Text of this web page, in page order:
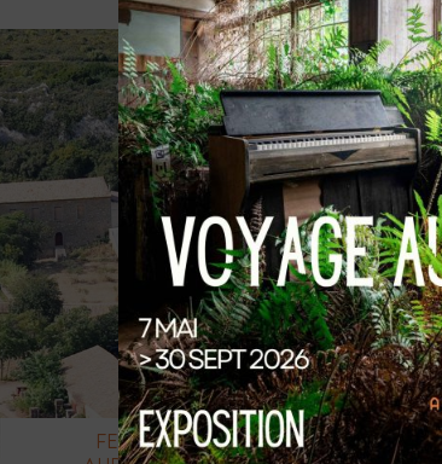
FERME